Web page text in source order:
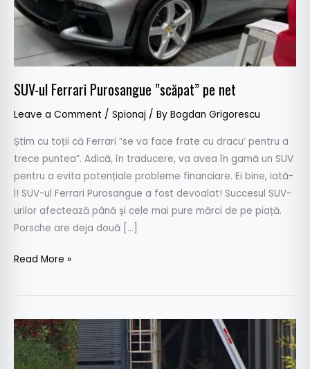
SUV-ul Ferrari Purosangue ”scăpat” pe net
Leave a Comment / Spionaj / By Bogdan Grigorescu
Știm cu toții că Ferrari ”se va face frate cu dracu’ pentru a
trece puntea”. Adică, în traducere, va avea în gamă un SUV
pentru a evita potențiale probleme financiare. Ei bine, iată-
l! SUV-ul Ferrari Purosangue a fost devoalat! Succesul SUV-
urilor afectează până și cele mai pure mărci de pe piață.
Porsche are deja două […]
Read More »
Prima
fotografie
Ferrari